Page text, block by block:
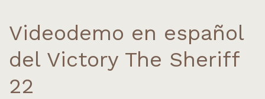
Videodemo en español
del Victory The Sheriff
22